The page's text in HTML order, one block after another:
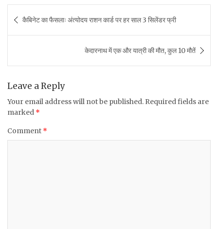
c
e
b
o
k
it
te
r
at
s
A
p
ai
l
ar
e
navigation
कैबिनेट का फैसलाः अंत्योदय राशन कार्ड पर हर साल 3 सिलेंडर फ्री
केदारनाथ में एक और यात्री की मौत, कुल 10 मौतें
Leave a Reply
Your email address will not be published. Required fields are
marked *
Comment *